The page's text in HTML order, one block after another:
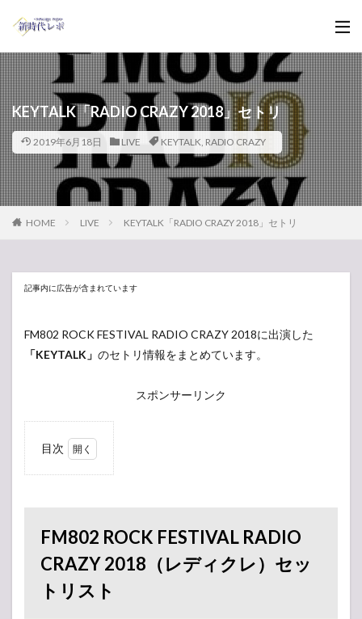
KEYTALK「RADIO CRAZY 2018」セトリ
2019年6月18日 LIVE KEYTALK, RADIO CRAZY
HOME LIVE KEYTALK「RADIO CRAZY 2018」セトリ
記事内に広告が含まれています
FM802 ROCK FESTIVAL RADIO CRAZY 2018に出演した
「KEYTALK」 のセトリ情報をまとめています。
スポンサーリンク
目次
RADIO
CRAZY
2018（レ
ディク
レ）セッ
トリスト
FM802 ROCK FESTIVAL RADIO
CRAZY 2018（レディクレ）セッ
トリスト